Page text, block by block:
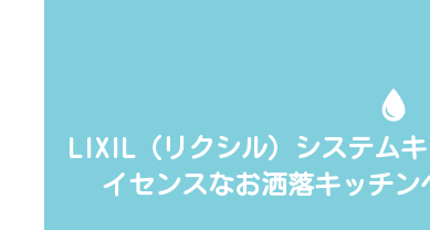
LIXIL（リクシル）システム
イセンスなお洒落キッチ